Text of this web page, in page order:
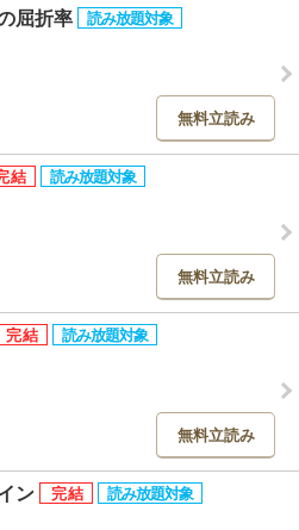
屈折率
無料立読み
無料立読み
無料立読み
ン